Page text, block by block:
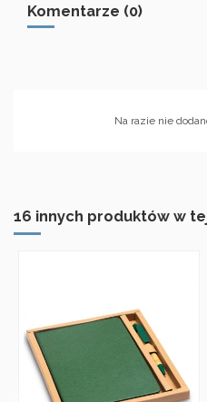
Komentarze (0)
Na razie nie
16 innych produktów w